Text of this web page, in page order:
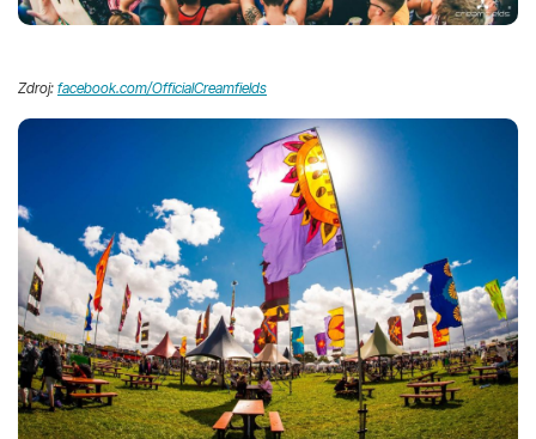
Zdroj: facebook.com/OfficialCreamfields